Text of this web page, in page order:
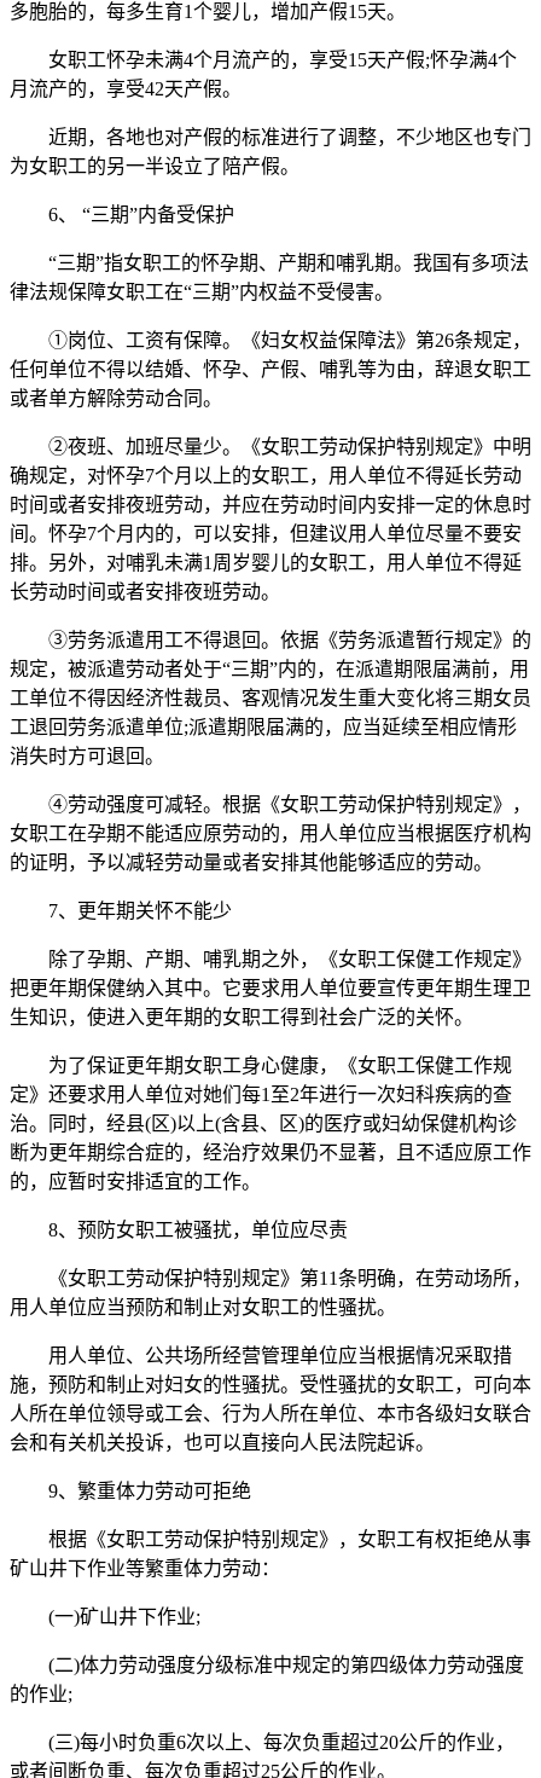
多胞胎的，每多生育1个婴儿，增加产假15天。
女职工怀孕未满4个月流产的，享受15天产假;怀孕满4个
月流产的，享受42天产假。
近期，各地也对产假的标准进行了调整，不少地区也专门
为女职工的另一半设立了陪产假。
6、 “三期”内备受保护
“三期”指女职工的怀孕期、产期和哺乳期。我国有多项法
律法规保障女职工在“三期”内权益不受侵害。
①岗位、工资有保障。《妇女权益保障法》第26条规定，
任何单位不得以结婚、怀孕、产假、哺乳等为由，辞退女职工
或者单方解除劳动合同。
②夜班、加班尽量少。《女职工劳动保护特别规定》中明
确规定，对怀孕7个月以上的女职工，用人单位不得延长劳动
时间或者安排夜班劳动，并应在劳动时间内安排一定的休息时
间。怀孕7个月内的，可以安排，但建议用人单位尽量不要安
排。另外，对哺乳未满1周岁婴儿的女职工，用人单位不得延
长劳动时间或者安排夜班劳动。
③劳务派遣用工不得退回。依据《劳务派遣暂行规定》的
规定，被派遣劳动者处于“三期”内的，在派遣期限届满前，用
工单位不得因经济性裁员、客观情况发生重大变化将三期女员
工退回劳务派遣单位;派遣期限届满的，应当延续至相应情形
消失时方可退回。
④劳动强度可减轻。根据《女职工劳动保护特别规定》，
女职工在孕期不能适应原劳动的，用人单位应当根据医疗机构
的证明，予以减轻劳动量或者安排其他能够适应的劳动。
7、更年期关怀不能少
除了孕期、产期、哺乳期之外，《女职工保健工作规定》
把更年期保健纳入其中。它要求用人单位要宣传更年期生理卫
生知识，使进入更年期的女职工得到社会广泛的关怀。
为了保证更年期女职工身心健康，《女职工保健工作规
定》还要求用人单位对她们每1至2年进行一次妇科疾病的查
治。同时，经县(区)以上(含县、区)的医疗或妇幼保健机构诊
断为更年期综合症的，经治疗效果仍不显著，且不适应原工作
的，应暂时安排适宜的工作。
8、预防女职工被骚扰，单位应尽责
《女职工劳动保护特别规定》第11条明确，在劳动场所，
用人单位应当预防和制止对女职工的性骚扰。
用人单位、公共场所经营管理单位应当根据情况采取措
施，预防和制止对妇女的性骚扰。受性骚扰的女职工，可向本
人所在单位领导或工会、行为人所在单位、本市各级妇女联合
会和有关机关投诉，也可以直接向人民法院起诉。
9、繁重体力劳动可拒绝
根据《女职工劳动保护特别规定》，女职工有权拒绝从事
矿山井下作业等繁重体力劳动：
(一)矿山井下作业;
(二)体力劳动强度分级标准中规定的第四级体力劳动强度
的作业;
(三)每小时负重6次以上、每次负重超过20公斤的作业，
或者间断负重、每次负重超过25公斤的作业。